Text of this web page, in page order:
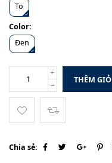
To
Color:
Đen
THÊM
Chia sẻ: